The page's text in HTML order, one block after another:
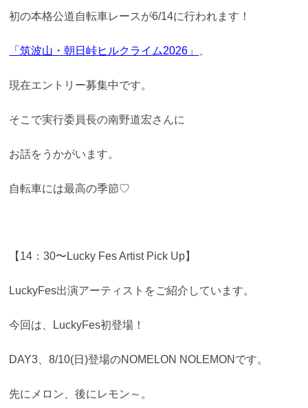
初の本格公道自転車レースが6/14に行われます！
「筑波山・朝日峠ヒルクライム2026」
現在エントリー募集中です。
そこで実行委員長の南野道宏さんに
お話をうかがいます。
自転車には最高の季節♡
【14：30〜Lucky Fes Artist Pick Up】
LuckyFes出演アーティストをご紹介しています。
今回は、LuckyFes初登場！
DAY3、8/10(日)登場のNOMELON NOLEMONです。
先にメロン、後にレモン～。